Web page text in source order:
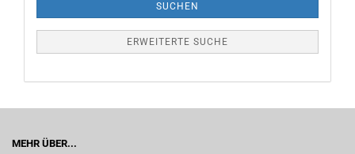
SUCHEN
ERWEITERTE SUCHE
MEHR ÜBER...